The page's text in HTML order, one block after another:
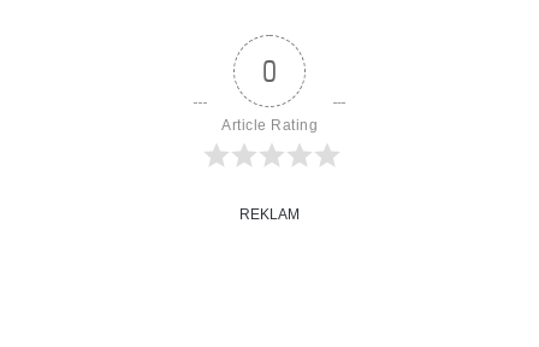
0
Article Rating
REKLAM